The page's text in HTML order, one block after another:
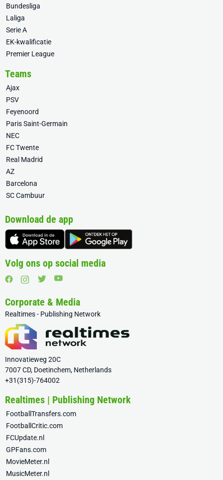
Bundesliga
Laliga
Serie A
EK-kwalificatie
Premier League
Teams
Ajax
PSV
Feyenoord
Paris Saint-Germain
NEC
FC Twente
Real Madrid
AZ
Barcelona
SC Cambuur
Download de app
Volg ons op social media
Corporate & Media
Realtimes - Publishing Network
Innovatieweg 20C
7007 CD, Doetinchem, Netherlands
+31(315)-764002
Realtimes | Publishing Network
FootballTransfers.com
FootballCritic.com
FCUpdate.nl
GPFans.com
MovieMeter.nl
MusicMeter.nl